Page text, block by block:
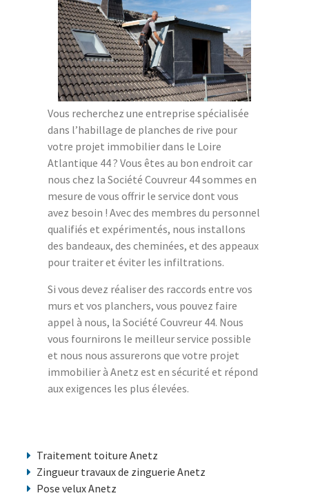
Vous recherchez une entreprise spécialisée
dans l’habillage de planches de rive pour
votre projet immobilier dans le Loire
Atlantique 44 ? Vous êtes au bon endroit car
nous chez la Société Couvreur 44 sommes en
mesure de vous offrir le service dont vous
avez besoin ! Avec des membres du personnel
qualifiés et expérimentés, nous installons
des bandeaux, des cheminées, et des appeaux
pour traiter et éviter les infiltrations.
Si vous devez réaliser des raccords entre vos
murs et vos planchers, vous pouvez faire
appel à nous, la Société Couvreur 44. Nous
vous fournirons le meilleur service possible
et nous nous assurerons que votre projet
immobilier à Anetz est en sécurité et répond
aux exigences les plus élevées.
Traitement toiture Anetz
Zingueur travaux de zinguerie Anetz
Pose velux Anetz